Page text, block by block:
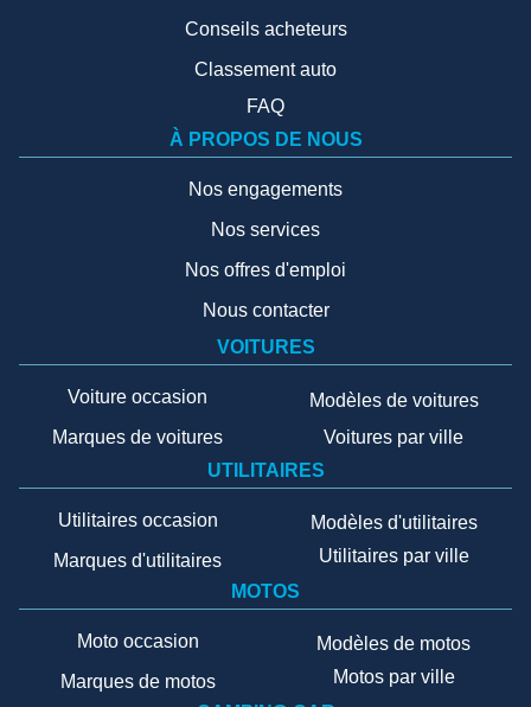
Conseils acheteurs
Classement auto
FAQ
À PROPOS DE NOUS
Nos engagements
Nos services
Nos offres d'emploi
Nous contacter
VOITURES
Voiture occasion
Marques de voitures
Modèles de voitures
Voitures par ville
UTILITAIRES
Utilitaires occasion
Marques d'utilitaires
Modèles d'utilitaires
Utilitaires par ville
MOTOS
Moto occasion
Marques de motos
Modèles de motos
Motos par ville